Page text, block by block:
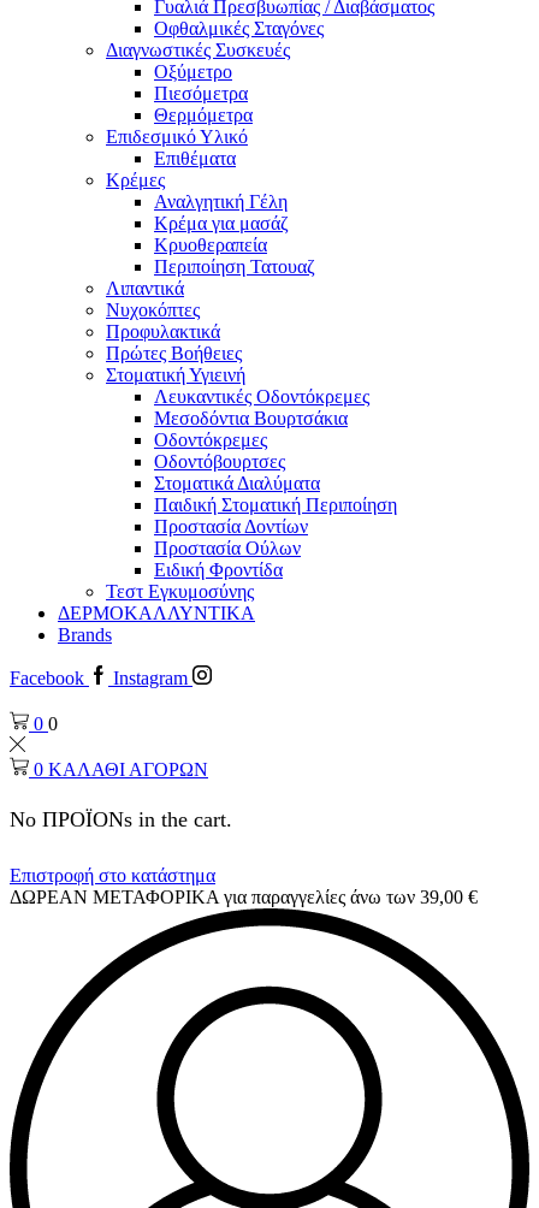
Γυαλιά Πρεσβυωπίας / Διαβάσματος
Οφθαλμικές Σταγόνες
Διαγνωστικές Συσκευές
Οξύμετρο
Πιεσόμετρα
Θερμόμετρα
Επιδεσμικό Υλικό
Επιθέματα
Κρέμες
Αναλγητική Γέλη
Κρέμα για μασάζ
Κρυοθεραπεία
Περιποίηση Τατουαζ
Λιπαντικά
Νυχοκόπτες
Προφυλακτικά
Πρώτες Βοήθειες
Στοματική Υγιεινή
Λευκαντικές Οδοντόκρεμες
Μεσοδόντια Βουρτσάκια
Οδοντόκρεμες
Οδοντόβουρτσες
Στοματικά Διαλύματα
Παιδική Στοματική Περιποίηση
Προστασία Δοντίων
Προστασία Ούλων
Ειδική Φροντίδα
Τεστ Εγκυμοσύνης
ΔΕΡΜΟΚΑΛΛΥΝΤΙΚΑ
Brands
Facebook Instagram
0 0
0 ΚΑΛΑΘΙ ΑΓΟΡΩΝ
No ΠΡΟΪΟΝs in the cart.
Επιστροφή στο κατάστημα
ΔΩΡΕΑΝ ΜΕΤΑΦΟΡΙΚΑ για παραγγελίες άνω των 39,00 €